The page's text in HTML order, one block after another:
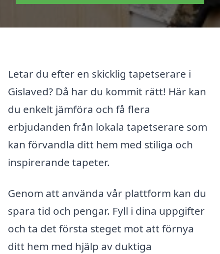
Letar du efter en skicklig tapetserare i
Gislaved? Då har du kommit rätt! Här kan
du enkelt jämföra och få flera
erbjudanden från lokala tapetserare som
kan förvandla ditt hem med stiliga och
inspirerande tapeter.
Genom att använda vår plattform kan du
spara tid och pengar. Fyll i dina uppgifter
och ta det första steget mot att förnya
ditt hem med hjälp av duktiga